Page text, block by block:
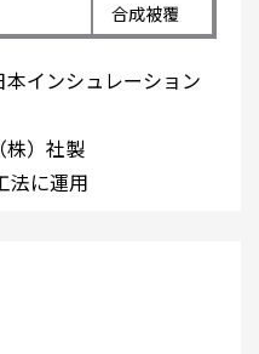
合成被覆
インシュレーション
）社製
法に運用